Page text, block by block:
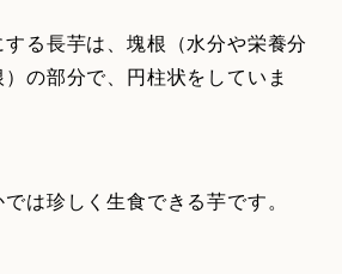
る長芋は、塊根（水分や栄養分
の部分で、円柱状をしていま
は珍しく生食できる芋です。